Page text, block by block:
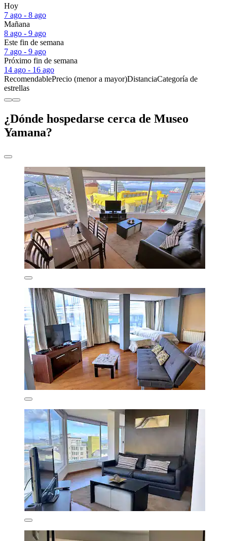
Hoy
7 ago - 8 ago
Mañana
8 ago - 9 ago
Este fin de semana
7 ago - 9 ago
Próximo fin de semana
14 ago - 16 ago
RecomendablePrecio (menor a mayor)DistanciaCategoría de
estrellas
¿Dónde hospedarse cerca de Museo
Yamana?